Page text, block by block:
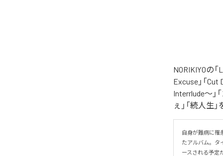
NORIKIYOの
Excuse」「Cut
Interrlude～」
ぇ」「続人生
自身が難病に罹
たアルバム。タ
ースされる予定